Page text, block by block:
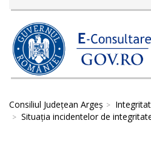
Consiliul Județean Argeș
Situația incidentelor de